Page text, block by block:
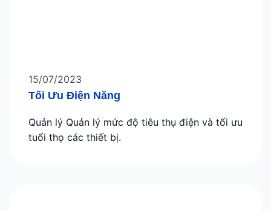
Tối Ưu Điện Năng
15/07/2023
Quản lý Quản lý mức độ tiêu thụ điện và tối ưu
tuổi thọ các thiết bị.